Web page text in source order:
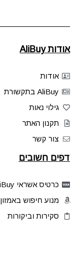
אודות AliBuy
אודות
AliBuy בתקשורת
גילוי נאות
תקנון האתר
צור קשר
דפים חשובים
כרטיס אשראי AliBuy
מנוע חיפוש באמזון
סקירות וביקורות